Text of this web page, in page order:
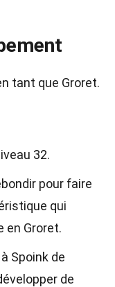
tant que Groret.
32.
pour faire
qui
en Groret.
Spoink de
de